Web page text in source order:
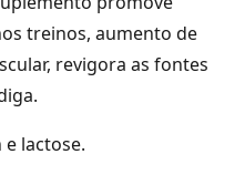
treinos, aumento de
revigora as fontes
lactose.